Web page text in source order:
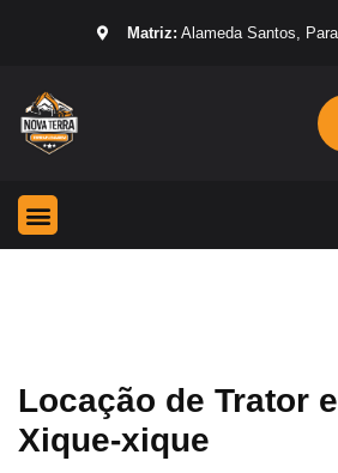
Matriz: Alameda Santos,
Locação de Trator
Xique-xique